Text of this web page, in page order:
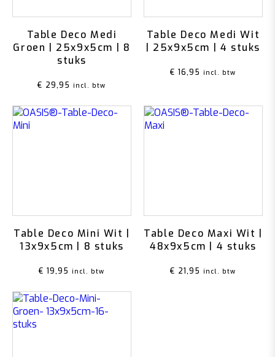
Table Deco Medi
Groen | 25x9x5cm | 8
stuks
€ 29,95 incl. btw
Table Deco Medi Wit
| 25x9x5cm | 4 stuks
€ 16,95 incl. btw
Table Deco Mini Wit |
13x9x5cm | 8 stuks
€ 19,95 incl. btw
Table Deco Maxi Wit |
48x9x5cm | 4 stuks
€ 21,95 incl. btw